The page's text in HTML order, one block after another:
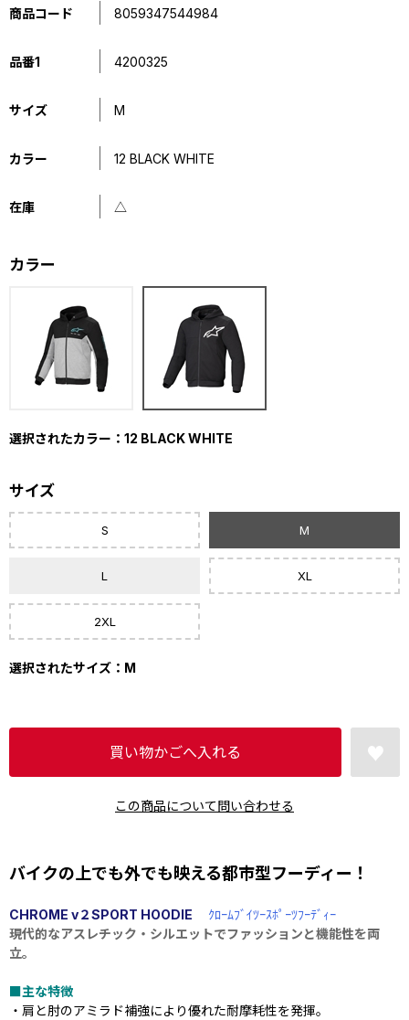
商品コード 8059347544984
品番1 4200325
サイズ M
カラー 12 BLACK WHITE
在庫 △
カラー
選択されたカラー：12 BLACK WHITE
サイズ
S M
L XL
2XL
選択されたサイズ：M
この商品について問い合わせる
バイクの上でも外でも映える都市型フーディー！
CHROME v２SPORT HOODIE
ｸﾛｰﾑﾌﾞｲﾂｰｽﾎﾟｰﾂﾌｰﾃﾞｨｰ
現代的なアスレチック・シルエットでファッションと機能性を両
立。
■主な特徴
・肩と肘のアミラド補強により優れた耐摩耗性を発揮。